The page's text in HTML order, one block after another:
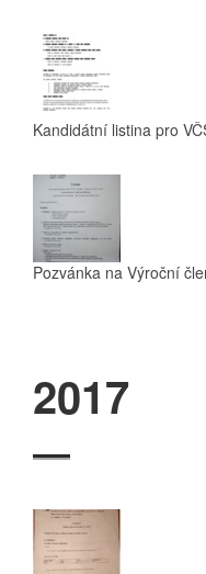
Kandidátní listina pro
Pozvánka na Výroční
2017